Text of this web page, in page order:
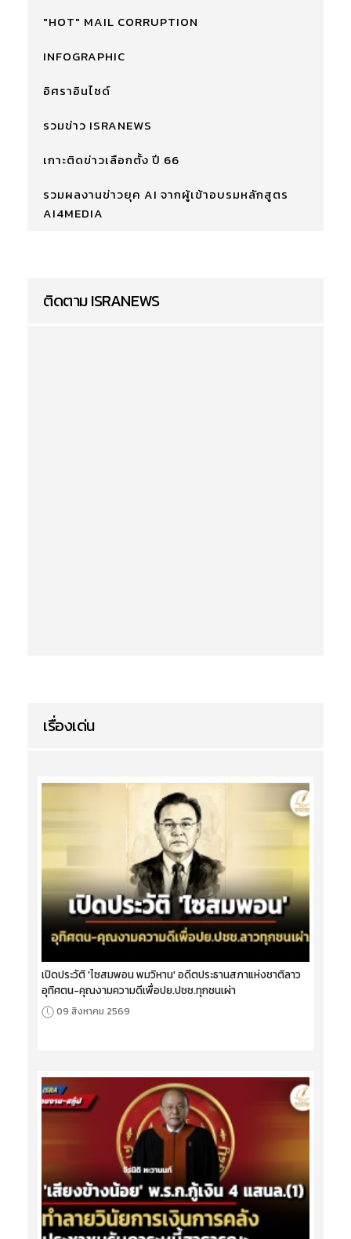
"HOT" MAIL CORRUPTION
INFOGRAPHIC
อิศราอินไซด์
รวมข่าว ISRANEWS
เกาะติดข่าวเลือกตั้ง ปี 66
รวมผลงานข่าวยุค AI จากผู้เข้าอบรมหลักสูตร
AI4MEDIA
ติดตาม ISRANEWS
เรื่องเด่น
เปิดประวัติ 'ไซสมพอน พมวิหาน' อดีตประธานสภาแห่งชาติลาว
อุทิศตน-คุณงามความดีเพื่อปย.ปชช.ทุกชนเผ่า
09 สิงหาคม 2569